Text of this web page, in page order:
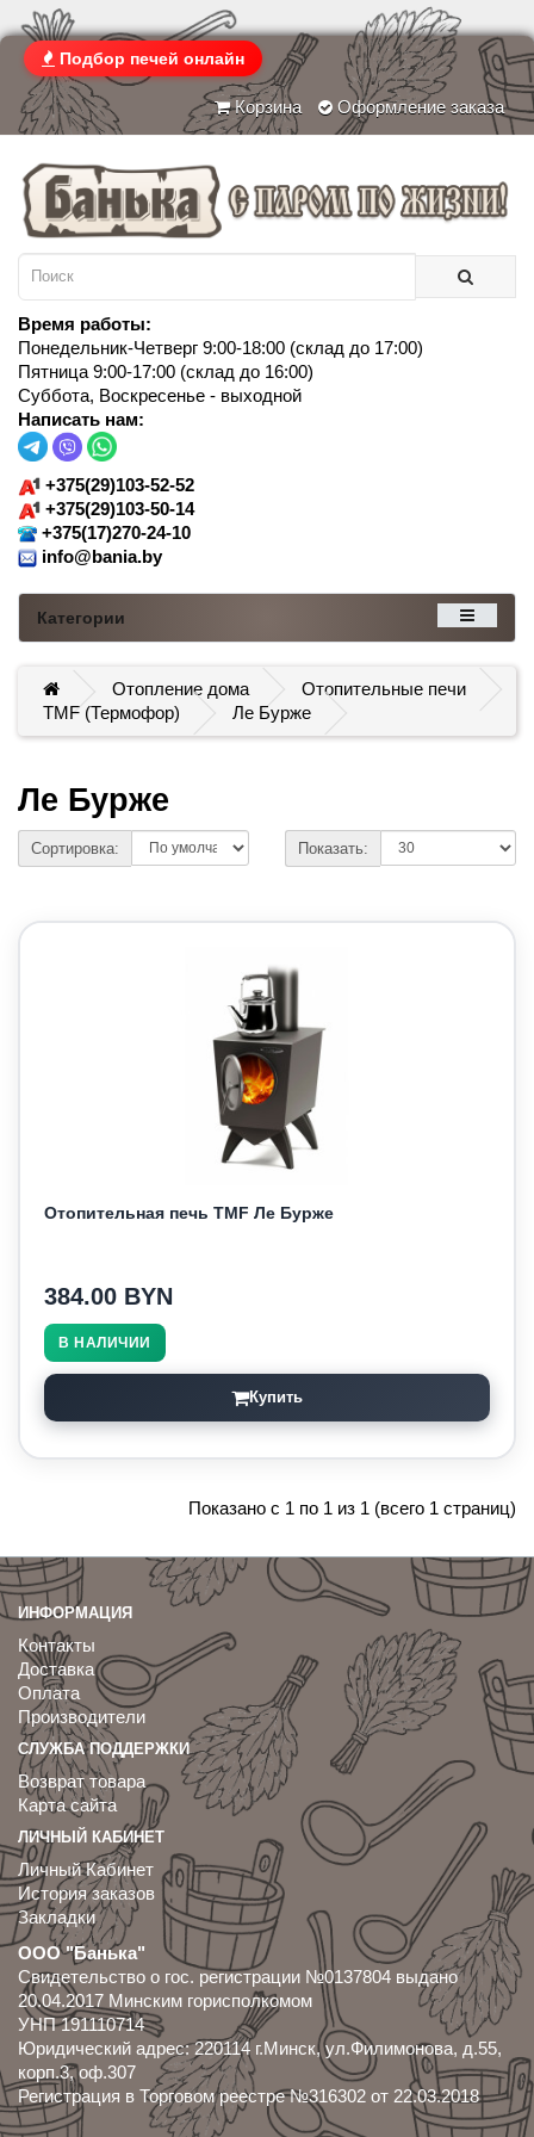
Подбор печей онлайн
Корзина Оформление заказа
Время работы:
Понедельник-Четверг 9:00-18:00 (склад до 17:00)
Пятница 9:00-17:00 (склад до 16:00)
Суббота, Воскресенье - выходной
Написать нам:
+375(29)103-52-52
+375(29)103-50-14
+375(17)270-24-10
info@bania.by
Категории
Отопление дома
Отопительные печи
TMF (Термофор)
Ле Бурже
Ле Бурже
Сортировка: Показать:
Отопительная печь TMF Ле Бурже
384.00 BYN
В НАЛИЧИИ
Купить
Показано с 1 по 1 из 1 (всего 1 страниц)
ИНФОРМАЦИЯ
Контакты
Доставка
Оплата
Производители
СЛУЖБА ПОДДЕРЖКИ
Возврат товара
Карта сайта
ЛИЧНЫЙ КАБИНЕТ
Личный Кабинет
История заказов
Закладки
ООО "Банька"
Свидетельство о гос. регистрации №0137804 выдано
20.04.2017 Минским горисполкомом
УНП 191110714
Юридический адрес: 220114 г.Минск, ул.Филимонова, д.55,
корп.3, оф.307
Регистрация в Торговом реестре №316302 от 22.03.2018